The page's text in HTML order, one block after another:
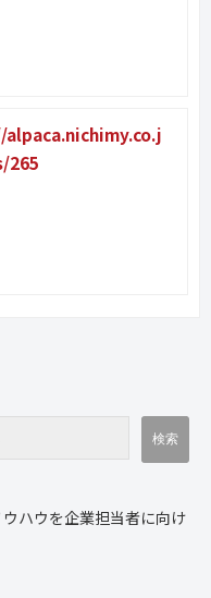
265
ハウを企業担当者に向け